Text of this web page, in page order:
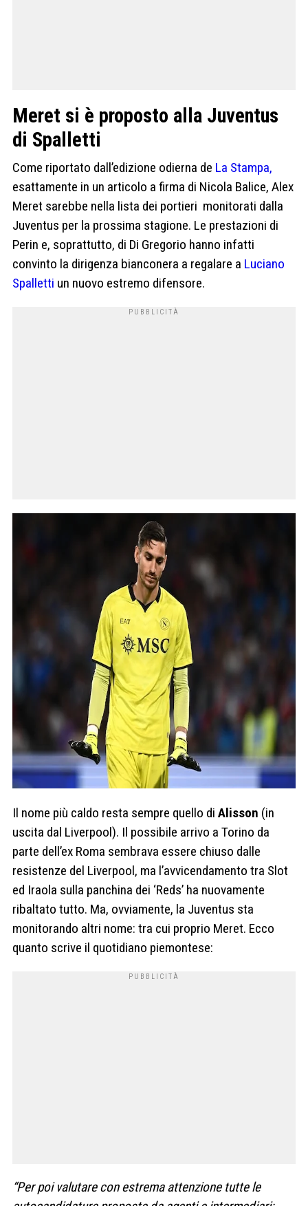
Meret si è proposto alla Juventus
di Spalletti
Come riportato dall’edizione odierna de La Stampa,
esattamente in un articolo a firma di Nicola Balice, Alex
Meret sarebbe nella lista dei portieri monitorati dalla
Juventus per la prossima stagione. Le prestazioni di
Perin e, soprattutto, di Di Gregorio hanno infatti
convinto la dirigenza bianconera a regalare a Luciano
Spalletti un nuovo estremo difensore.
Il nome più caldo resta sempre quello di Alisson (in
uscita dal Liverpool). Il possibile arrivo a Torino da
parte dell’ex Roma sembrava essere chiuso dalle
resistenze del Liverpool, ma l’avvicendamento tra Slot
ed Iraola sulla panchina dei ‘Reds’ ha nuovamente
ribaltato tutto. Ma, ovviamente, la Juventus sta
monitorando altri nome: tra cui proprio Meret. Ecco
quanto scrive il quotidiano piemontese:
“Per poi valutare con estrema attenzione tutte le